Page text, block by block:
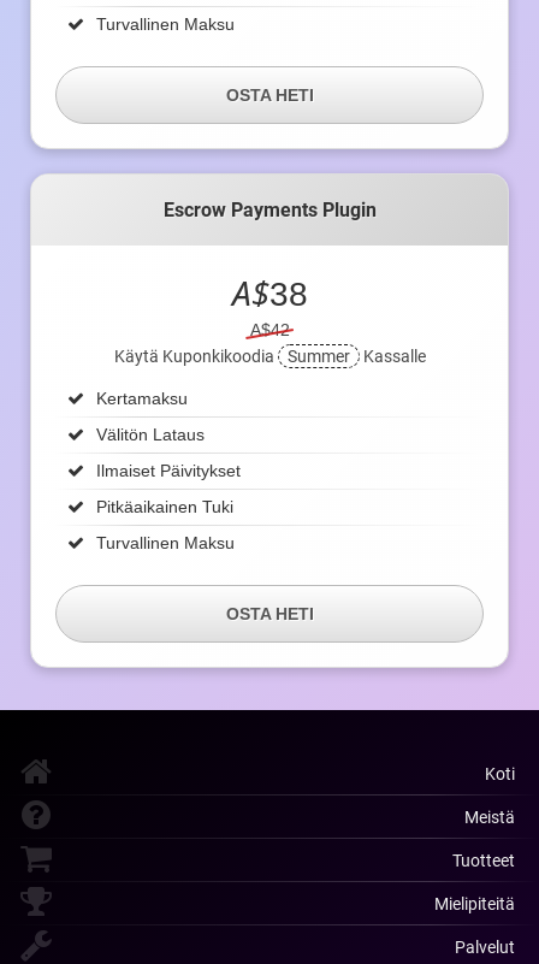
Turvallinen Maksu
OSTA HETI
Escrow Payments Plugin
A$38
A$42
Käytä Kuponkikoodia
Summer Kassalle
Kertamaksu
Välitön Lataus
Ilmaiset Päivitykset
Pitkäaikainen Tuki
Turvallinen Maksu
OSTA HETI
Koti
Meistä
Tuotteet
Mielipiteitä
Palvelut